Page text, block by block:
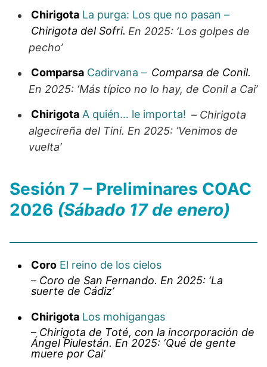
Chirigota La purga: Los que no pasan –
Chirigota del Sofri. En 2025: ‘Los golpes de
pecho’
Comparsa Cadirvana – Comparsa de Conil.
En 2025: ‘Más típico no lo hay, de Conil a Cai’
Chirigota A quién… le importa! – Chirigota
algecireña del Tini. En 2025: ‘Venimos de
vuelta’
Sesión 7 – Preliminares COAC
2026 (Sábado 17 de enero)
Coro El reino de los cielos
– Coro de San Fernando. En 2025: ‘La
suerte de Cádiz’
Chirigota Los mohigangas
– Chirigota de Toté, con la incorporación de
Ángel Piulestán. En 2025: ‘Qué de gente
muere por Cai’